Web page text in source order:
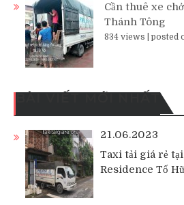
Cần thuê xe
Thánh Tông
834 views posted
BÀI VIẾT MỚI NHẤT
21.06.2023
Taxi tải giá rẻ
Residence Tố